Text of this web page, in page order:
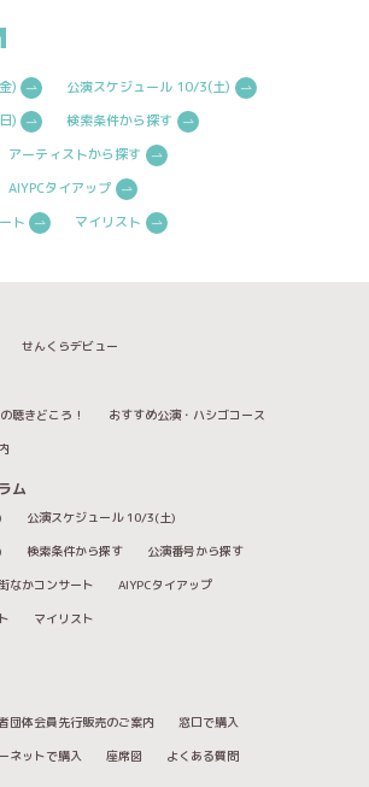
)
公演スケジュール 10/3(土)
)
検索条件から探す
アーティストから探す
AIYPCタイアップ
ト
マイリスト
せんくらデビュー
聴きどころ！
おすすめ公演・ハシゴコース
ム
公演スケジュール 10/3(土)
検索条件から探す
公演番号から探す
なかコンサート
AIYPCタイアップ
マイリスト
団体会員先行販売のご案内
窓口で購入
ネットで購入 座席図 よくある質問